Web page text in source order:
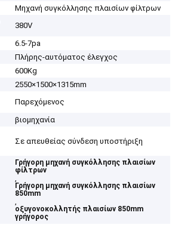
Μηχανή συγκόλλησης πλαισίων φίλτρων
380V
6.5-7pa
Πλήρης-αυτόματος έλεγχος
600Kg
2550×1500×1315mm
Παρεχόμενος
βιομηχανία
Σε απευθείας σύνδεση υποστήριξη
Γρήγορη μηχανή συγκόλλησης πλαισίων
φίλτρων
,
Γρήγορη μηχανή συγκόλλησης πλαισίων
850mm
,
οξυγονοκολλητής πλαισίων 850mm
γρήγορος